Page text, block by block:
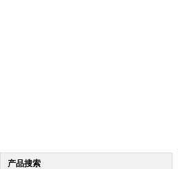
产品搜索